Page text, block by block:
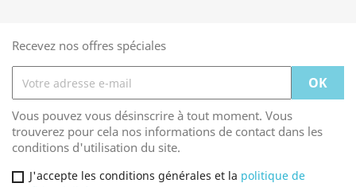
Recevez nos offres spéciales
Vous pouvez vous désinscrire à tout moment. Vous
trouverez pour cela nos informations de contact dans les
conditions d'utilisation du site.
J'accepte les conditions générales et la politique de